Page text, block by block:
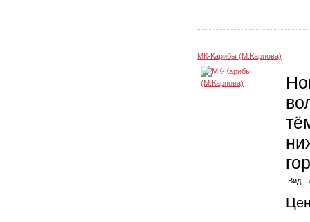
МК-Карибы (М.Карпова)
Вид: